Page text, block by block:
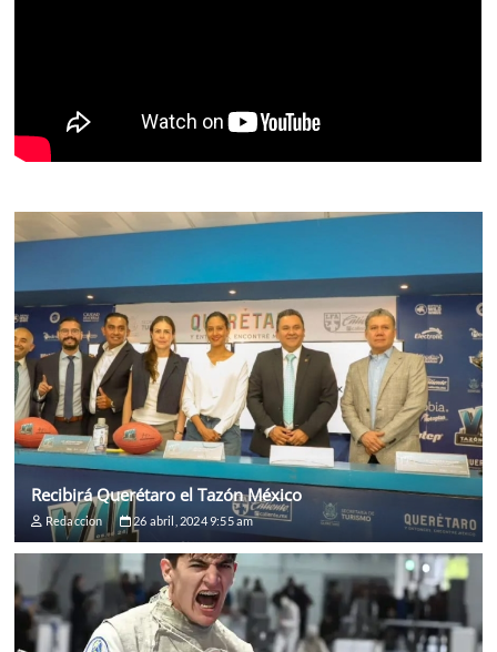
Recibirá Querétaro el Tazón México
Redaccion 26 abril, 2024 9:55 am